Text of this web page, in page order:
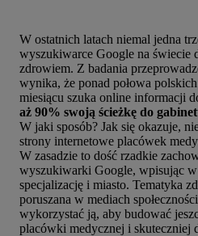
W ostatnich latach niemal jedna
wyszukiwarce Google na świecie
zdrowiem. Z badania
wynika, że ponad połowa
miesiącu szuka online informacji
aż 90% swoją ścieżkę do
W jaki sposób? Jak się okazuje,
strony internetowe placówek
W zasadzie to dość rzadkie
wyszukiwarki Google, wpisując w
specjalizację i miasto. Tematyka
poruszana w mediach
wykorzystać ją, aby budować
placówki medycznej i skuteczniej